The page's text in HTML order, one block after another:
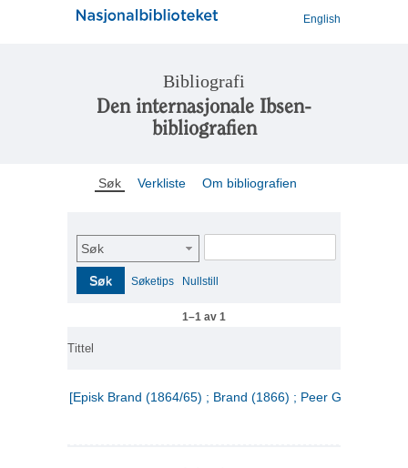
English
Bibliografi
Den internasjonale Ibsen-
bibliografien
Søk Verkliste Om bibliografien
Søk
Søk Søketips Nullstill
1–1 av 1
Tittel
[Episk Brand (1864/65) ; Brand (1866) ; Peer Gynt (1867)]